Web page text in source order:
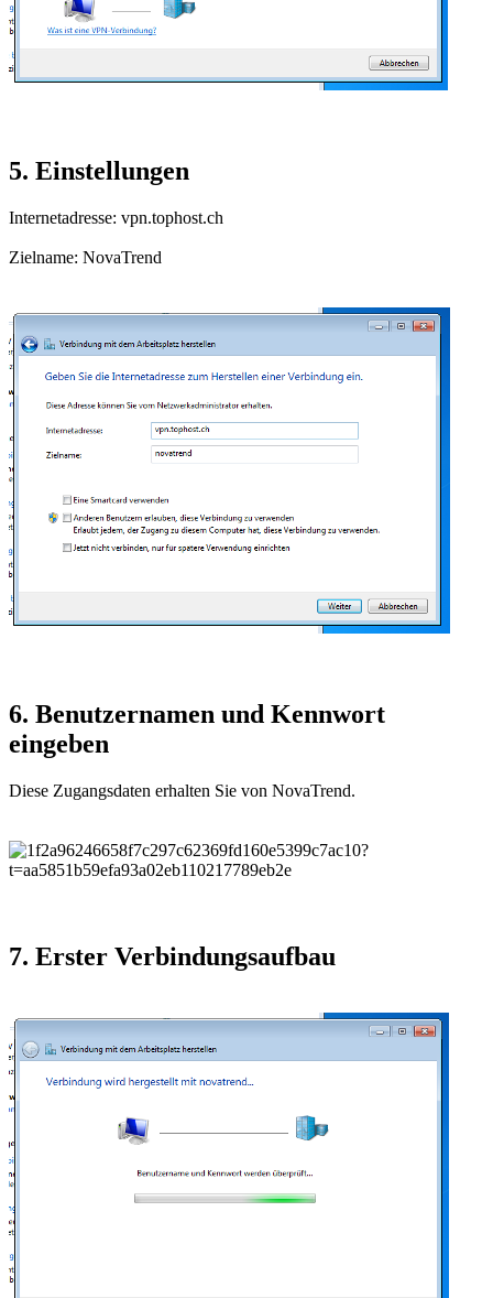
5. Einstellungen
Internetadresse: vpn.tophost.ch
Zielname: NovaTrend
6. Benutzernamen und Kennwort
eingeben
Diese Zugangsdaten erhalten Sie von NovaTrend.
7. Erster Verbindungsaufbau